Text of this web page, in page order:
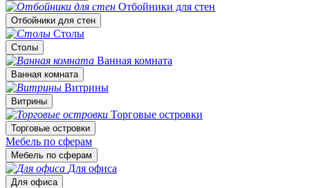
Отбойники для стен
Отбойники для стен
Столы
Столы
Ванная комната
Ванная комната
Витрины
Витрины
Торговые островки
Торговые островки
Мебель по сферам
Мебель по сферам
Для офиса
Для офиса